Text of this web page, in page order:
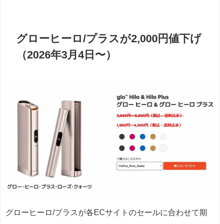
グローヒーロ/プラスが2,000円値下げ
（2026年3月4日〜）
グローヒーロ/プラスが各ECサイトのセールに合わせて期